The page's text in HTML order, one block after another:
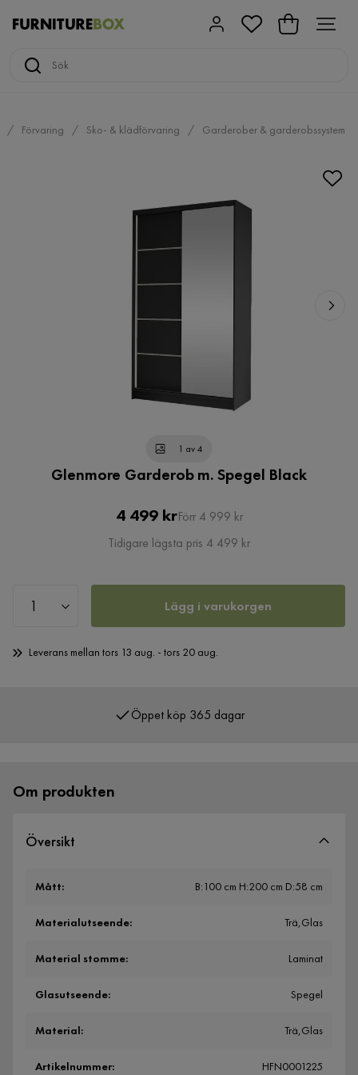
Förvaring Sko- & klädförvaring Garderober & garderobssystem
1 av 4
Glenmore Garderob m. Spegel Black
Pris
4 499 krOriginal
Pris
Förr 4 999 kr
Tidigare lägsta pris 4 499 kr
Lägg i varukorgen
Leverans mellan tors 13 aug. - tors 20 aug.
Öppet köp 365 dagar
Om produkten
Översikt
Mått: B:100 cm H:200 cm D:58 cm
Materialutseende: Trä,Glas
Material stomme: Laminat
Glasutseende: Spegel
Material: Trä,Glas
Artikelnummer: HFN0001225